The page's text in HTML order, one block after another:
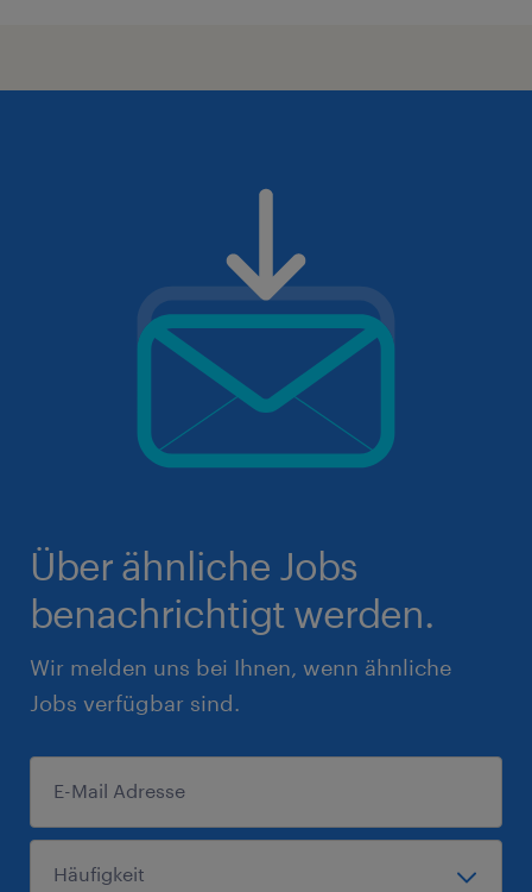
Über ähnliche Jobs
benachrichtigt werden.
Wir melden uns bei Ihnen, wenn ähnliche
Jobs verfügbar sind.